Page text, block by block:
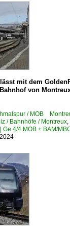
mit dem
von
/ MOB
/ Bahnhöfe / Montreux,
Ge 4/4 MOB + BAM/